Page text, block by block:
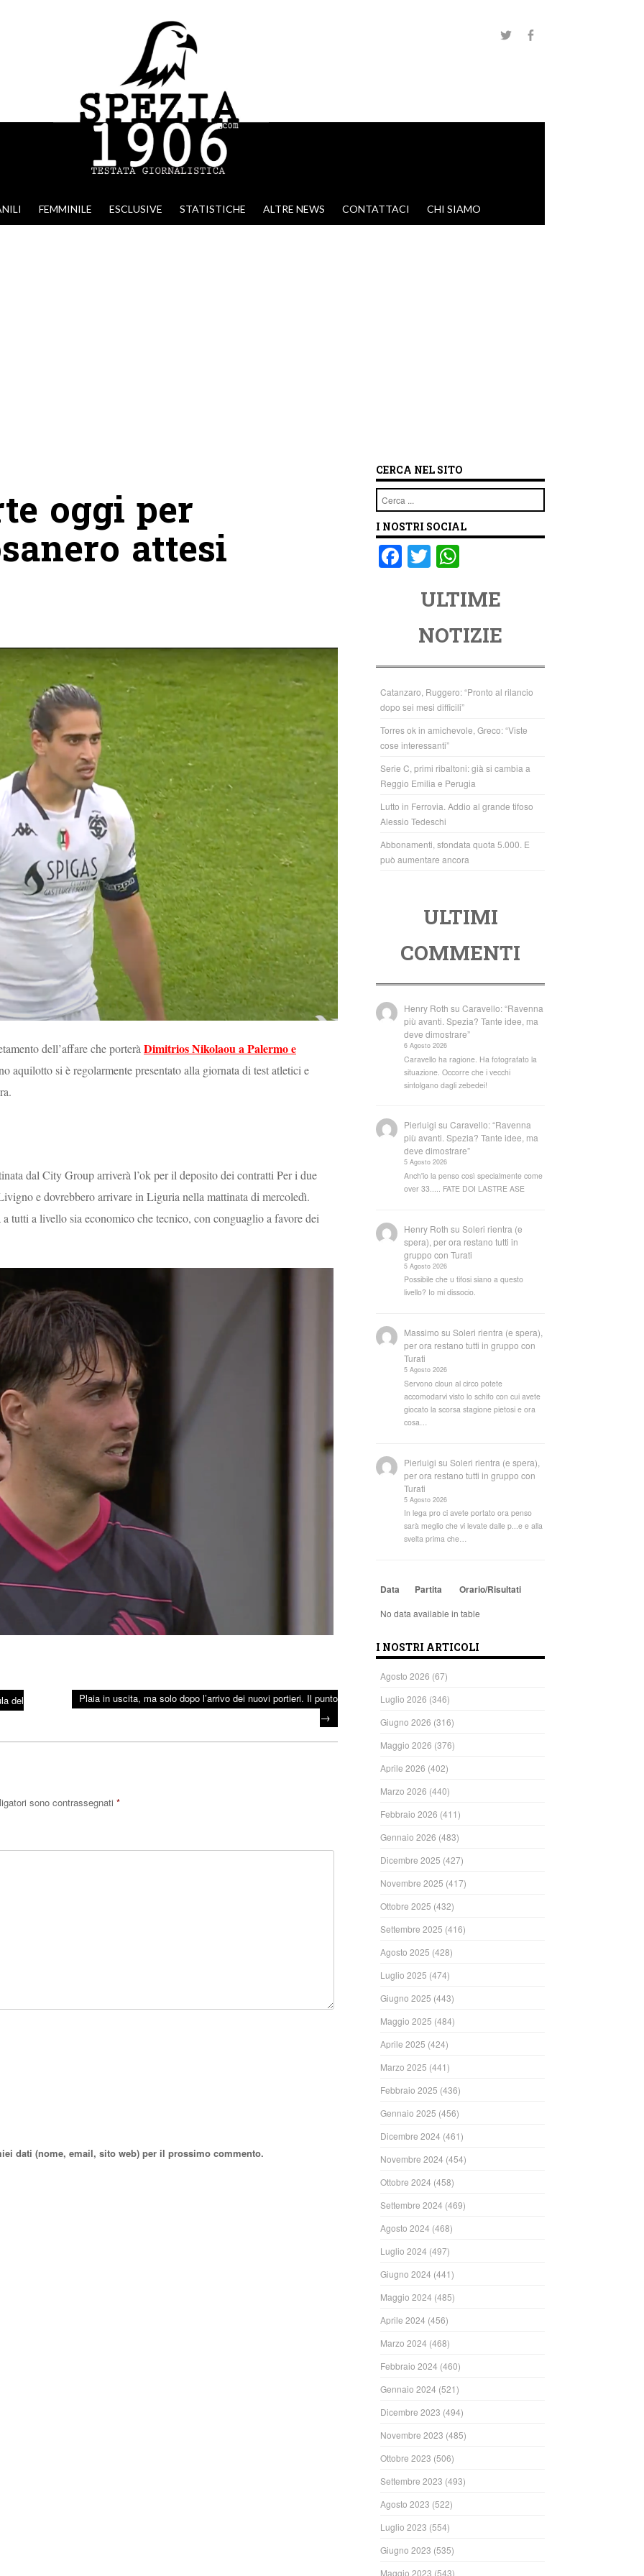
FEMMINILE ESCLUSIVE STATISTICHE ALTRE NEWS CONTATTACI CHI SIAMO
oggi per
attesi
dell’affare che porterà Dimitrios Nikolaou a Palermo e
aquilotto si è regolarmente presentato alla giornata di test atletici e
dal City Group arriverà l’ok per il deposito dei contratti Per i due
e dovrebbero arrivare in Liguria nella mattinata di mercoledì.
a tutti a livello sia economico che tecnico, con conguaglio a favore dei
del
Plaia in uscita, ma solo dopo l’arrivo dei nuovi portieri. Il punto
→
sono contrassegnati *
dati (nome, email, sito web) per il prossimo commento.
CERCA NEL SITO
Cerca
I NOSTRI SOCIAL
F
o
o
k
T
tt
er
at
s
A
p
p
ULTIME
NOTIZIE
Catanzaro, Ruggero: “Pronto al rilancio
dopo sei mesi difficili”
Torres ok in amichevole, Greco: “Viste
cose interessanti”
Serie C, primi ribaltoni: già si cambia a
Reggio Emilia e Perugia
Lutto in Ferrovia. Addio al grande tifoso
Alessio Tedeschi
Abbonamenti, sfondata quota 5.000. E
può aumentare ancora
ULTIMI
COMMENTI
Henry Roth suCaravello: “Ravenna
più avanti. Spezia? Tante idee, ma
deve dimostrare”
6 Agosto 2026
Caravello ha ragione. Ha fotografato la
situazione. Occorre che i vecchi
sintolgano dagli zebedei!
Pierluigi suCaravello: “Ravenna
più avanti. Spezia? Tante idee, ma
deve dimostrare”
5 Agosto 2026
Anch'io la penso così specialmente come
over 33..... FATE DOI LASTRE ASE
Henry Roth suSoleri rientra (e
spera), per ora restano tutti in
gruppo con Turati
5 Agosto 2026
Possibile che u tifosi siano a questo
livello? Io mi dissocio.
Massimo suSoleri rientra (e spera),
per ora restano tutti in gruppo con
Turati
5 Agosto 2026
Servono cloun al circo potete
accomodarvi visto lo schifo con cui avete
giocato la scorsa stagione pietosi e ora
cosa…
Pierluigi suSoleri rientra (e spera),
per ora restano tutti in gruppo con
Turati
5 Agosto 2026
In lega pro ci avete portato ora penso
sarà meglio che vi levate dalle p...e e alla
svelta prima che…
Data Partita Orario/Risultati
No data available in table
I NOSTRI ARTICOLI
Agosto 2026 (67)
Luglio 2026 (346)
Giugno 2026 (316)
Maggio 2026 (376)
Aprile 2026 (402)
Marzo 2026 (440)
Febbraio 2026 (411)
Gennaio 2026 (483)
Dicembre 2025 (427)
Novembre 2025 (417)
Ottobre 2025 (432)
Settembre 2025 (416)
Agosto 2025 (428)
Luglio 2025 (474)
Giugno 2025 (443)
Maggio 2025 (484)
Aprile 2025 (424)
Marzo 2025 (441)
Febbraio 2025 (436)
Gennaio 2025 (456)
Dicembre 2024 (461)
Novembre 2024 (454)
Ottobre 2024 (458)
Settembre 2024 (469)
Agosto 2024 (468)
Luglio 2024 (497)
Giugno 2024 (441)
Maggio 2024 (485)
Aprile 2024 (456)
Marzo 2024 (468)
Febbraio 2024 (460)
Gennaio 2024 (521)
Dicembre 2023 (494)
Novembre 2023 (485)
Ottobre 2023 (506)
Settembre 2023 (493)
Agosto 2023 (522)
Luglio 2023 (554)
Giugno 2023 (535)
Maggio 2023 (543)